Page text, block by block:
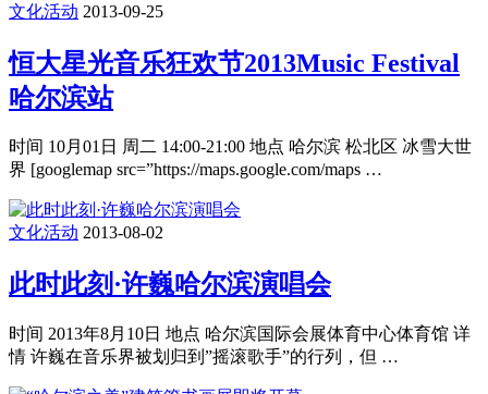
文化活动 2013-09-25
恒大星光音乐狂欢节2013Music Festival
哈尔滨站
时间 10月01日 周二 14:00-21:00 地点 哈尔滨 松北区 冰雪大世
界 [googlemap src=”https://maps.google.com/maps …
文化活动 2013-08-02
此时此刻·许巍哈尔滨演唱会
时间 2013年8月10日 地点 哈尔滨国际会展体育中心体育馆 详
情 许巍在音乐界被划归到”摇滚歌手”的行列，但 …